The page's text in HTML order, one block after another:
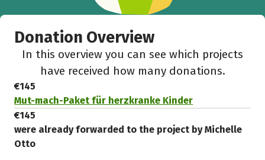
Donation Overview
In this overview you can see which projects
have received how many donations.
€145
Mut-mach-Paket für herzkranke Kinder
€145
were already forwarded to the project by Michelle
Otto